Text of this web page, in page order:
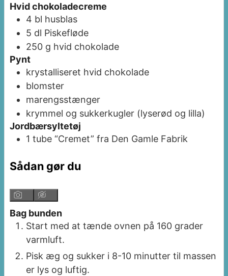
Hvid chokoladecreme
4 bl husblas
5 dl Piskefløde
250 g hvid chokolade
Pynt
krystalliseret hvid chokolade
blomster
marengsstænger
krymmel og sukkerkugler (lyserød og lilla)
Jordbærsyltetøj
1 tube “Cremet” fra Den Gamle Fabrik
Sådan gør du
Bag bunden
Start med at tænde ovnen på 160 grader
varmluft.
Pisk æg og sukker i 8-10 minutter til massen
er lys og luftig.